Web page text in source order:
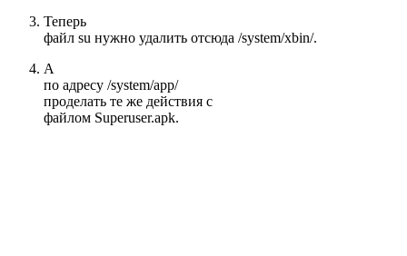
Теперь
файл su нужно удалить отсюда /system/xbin/.
А
по адресу /system/app/
проделать те же действия с
файлом Superuser.apk.